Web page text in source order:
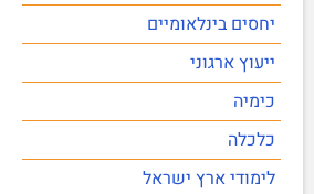
יחסים בינלאומיים
ייעוץ ארגוני
כימיה
כלכלה
לימודי ארץ ישראל